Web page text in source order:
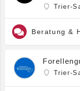
Trier-
Beratung &
Trier-